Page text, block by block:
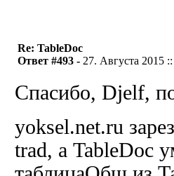
Re: TableDoc
Ответ #493 - 27. Августа 2015
Спасибо, Djelf,
yoksel.net.ru
trad, а TableDoc